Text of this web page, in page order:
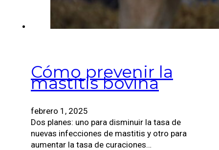
Cómo prevenir la
mastitis bovina
febrero 1, 2025
Dos planes: uno para disminuir la tasa de
nuevas infecciones de mastitis y otro para
aumentar la tasa de curaciones…